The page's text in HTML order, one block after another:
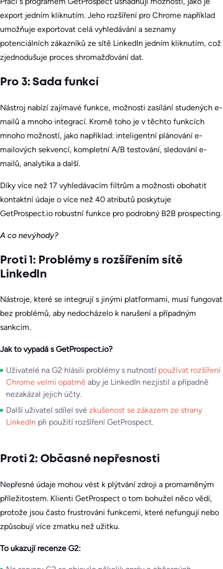
export jedním kliknutím. Jeho rozšíření pro Chrome například
umožňuje exportovat celá vyhledávání a seznamy
potenciálních zákazníků ze sítě LinkedIn jedním kliknutím, což
zjednodušuje proces shromažďování dat.
Pro 3: Sada funkcí
Nástroj nabízí zajímavé funkce, možnosti zasílání studených e-
mailů a mnoho integrací. Kromě toho je v těchto funkcích
mnoho možností, jako například: inteligentní plánování e-
mailových sekvencí, kompletní A/B testování, sledování e-
mailů, analytika a další.
Díky více než 17 vyhledávacím filtrům a možnosti obohatit
kontaktní údaje o více než 40 atributů poskytuje
GetProspect.io robustní funkce pro podrobný B2B prospecting.
A co nevýhody?
Proti 1: Problémy s rozšířením sítě
LinkedIn
Nástroje, které se integrují s jinými platformami, musí fungovat
bez problémů, aby nedocházelo k narušení a případným
sankcím.
Jak to vypadá s GetProspect.io?
Uživatelé na G2 hlásili problémy s nutností používat rozšíření
Chrome velmi opatrně aby je LinkedIn nezjistil a případně
nezakázal jejich účty.
Další uživatel sdílel své zkušenost se zákazem ze strany
LinkedIn při použití rozšíření GetProspect.
Proti 2: Občasné nepřesnosti
Nepřesné údaje mohou vést k plýtvání zdroji a promarněným
příležitostem. Klienti GetProspect o tom bohužel něco vědí,
protože jsou často frustrováni funkcemi, které nefungují nebo
způsobují více zmatku než užitku.
To ukazují recenze G2: